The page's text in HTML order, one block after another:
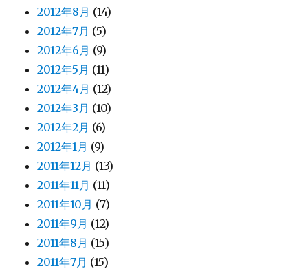
2012年8月 (14)
2012年7月 (5)
2012年6月 (9)
2012年5月 (11)
2012年4月 (12)
2012年3月 (10)
2012年2月 (6)
2012年1月 (9)
2011年12月 (13)
2011年11月 (11)
2011年10月 (7)
2011年9月 (12)
2011年8月 (15)
2011年7月 (15)